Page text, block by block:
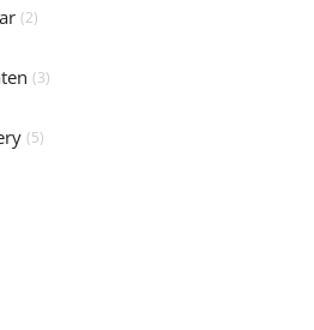
(2)
(3)
(5)